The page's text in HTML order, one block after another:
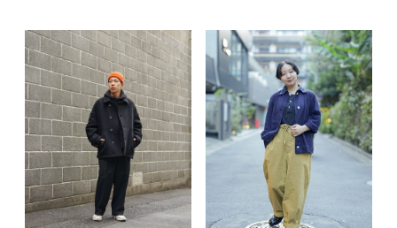
INFORMATION
ご利用ガイド
プライバシーポリシー
特定商取引法について
お問い合わせ
OFFICIAL WEB SITE